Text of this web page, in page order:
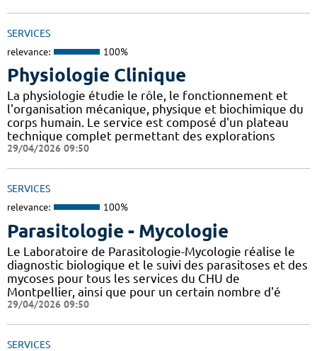
SERVICES
relevance: 100%
Physiologie Clinique
La physiologie étudie le rôle, le fonctionnement et
l'organisation mécanique, physique et biochimique du
corps humain. Le service est composé d'un plateau
technique complet permettant des explorations
29/04/2026 09:50
SERVICES
relevance: 100%
Parasitologie - Mycologie
Le Laboratoire de Parasitologie-Mycologie réalise le
diagnostic biologique et le suivi des parasitoses et des
mycoses pour tous les services du CHU de
Montpellier, ainsi que pour un certain nombre d'é
29/04/2026 09:50
SERVICES